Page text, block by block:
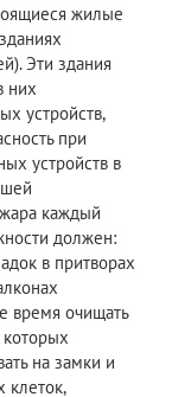
жилые
Эти здания
них
устройств,
при
устройств в
каждый
должен:
в притворах
время очищать
на замки и
клеток,